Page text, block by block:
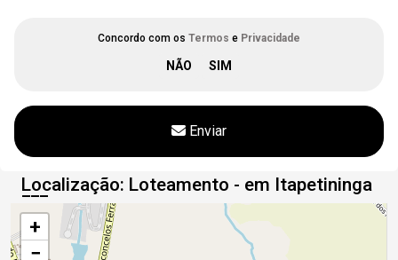
Concordo com os Termos e Privacidade
Enviar
Localização: Loteamento - em Itapetininga
+
−